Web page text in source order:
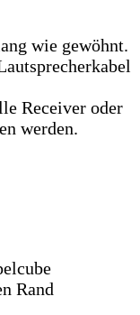
wie gewöhnt.
Receiver oder
werden.
Rand